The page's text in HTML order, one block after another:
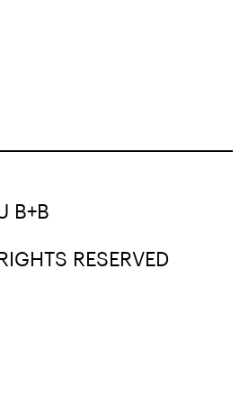
B+B
RESERVED